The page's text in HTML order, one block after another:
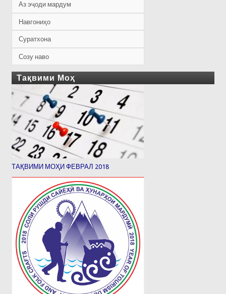
Аз эҷоди мардум
Навгониҳо
Суратхона
Созу наво
Тақвими Моҳ
ТАҚВИМИ МОҲИ ФЕВРАЛ 2018